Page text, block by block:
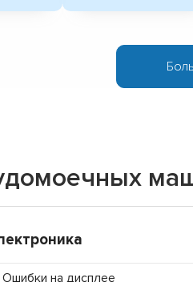
Ошибки на дисплее